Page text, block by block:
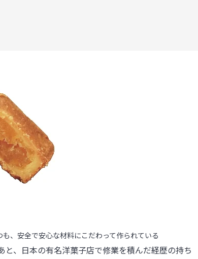
、安全で安心な材料にこだわって作られている
、日本の有名洋菓子店で修業を積んだ経歴の持ち